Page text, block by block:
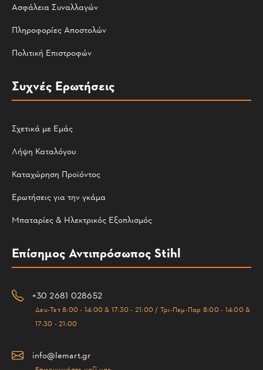
Ασφάλεια Συναλλαγών
Πληροφορίες Αποστολών
Πολιτική Επιστροφών
Συχνές Ερωτήσεις
Σχετικά με Εμάς
Λήψη Καταλόγου
Καταχώρηση Προϊόντος
Ερωτήσεις για την γκάμα
Μπαταρίες & Ηλεκτρικός Εξοπλισμός
Επίσημος Αντιπρόσωπος Stihl
+30 2681 028652
Δευ-Τετ 8:00 - 14:00 & 17:30 - 21:00 / Τρι-Πεμ-Παρ 8:00 - 14:00 &
17:30 - 21:00
info@lemart.gr